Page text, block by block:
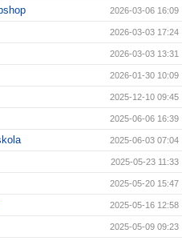
2026-03-06 16:09
2026-03-03 17:24
2026-03-03 13:31
2026-01-30 10:09
2025-12-10 09:45
2025-06-06 16:39
2025-06-03 07:04
2025-05-23 11:33
2025-05-20 15:47
2025-05-16 12:58
2025-05-09 09:23